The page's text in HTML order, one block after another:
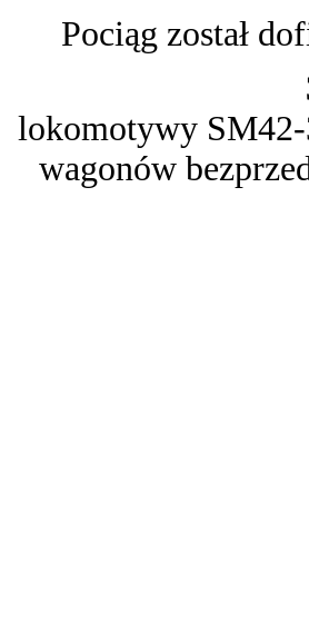
Pociąg został
lokomotywy SM42-
wagonów